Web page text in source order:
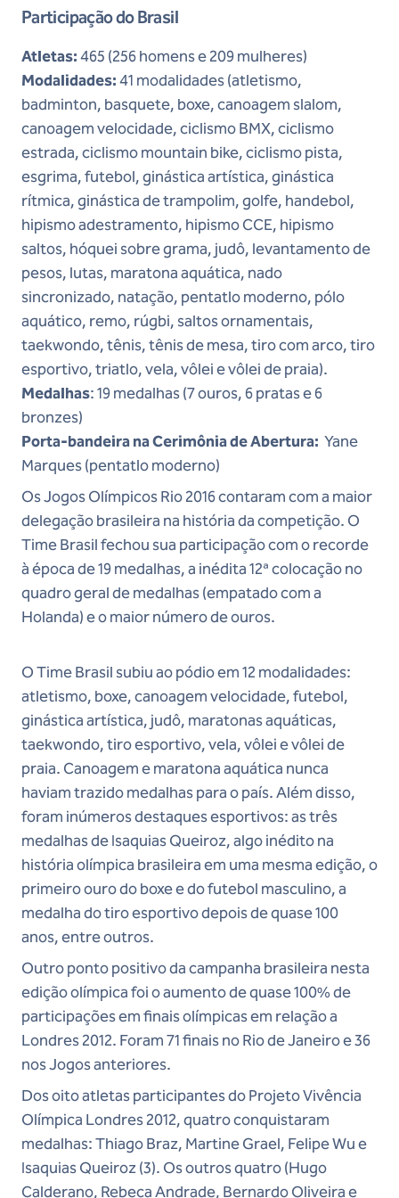
Participação do Brasil
Atletas:465 (256 homens e 209 mulheres)
Modalidades:41 modalidades (atletismo,
badminton, basquete, boxe, canoagem slalom,
canoagem velocidade, ciclismo BMX, ciclismo
estrada, ciclismo mountain bike, ciclismo pista,
esgrima, futebol, ginástica artística, ginástica
rítmica, ginástica de trampolim, golfe, handebol,
hipismo adestramento, hipismo CCE, hipismo
saltos, hóquei sobre grama, judô, levantamento de
pesos, lutas, maratona aquática, nado
sincronizado, natação, pentatlo moderno, pólo
aquático, remo, rúgbi, saltos ornamentais,
taekwondo, tênis, tênis de mesa, tiro com arco, tiro
esportivo, triatlo, vela, vôlei e vôlei de praia).
Medalhas: 19 medalhas (7 ouros, 6 pratas e 6
bronzes)
Porta-bandeira na Cerimônia de Abertura: Yane
Marques (pentatlo moderno)
Os Jogos Olímpicos Rio 2016 contaram com a maior
delegação brasileira na história da competição. O
Time Brasil fechou sua participação com o recorde
à época de 19 medalhas, a inédita 12ª colocação no
quadro geral de medalhas (empatado com a
Holanda) e o maior número de ouros.
O Time Brasil subiu ao pódio em 12 modalidades:
atletismo, boxe, canoagem velocidade, futebol,
ginástica artística, judô, maratonas aquáticas,
taekwondo, tiro esportivo, vela, vôlei e vôlei de
praia. Canoagem e maratona aquática nunca
haviam trazido medalhas para o país. Além disso,
foram inúmeros destaques esportivos: as três
medalhas de Isaquias Queiroz, algo inédito na
história olímpica brasileira em uma mesma edição, o
primeiro ouro do boxe e do futebol masculino, a
medalha do tiro esportivo depois de quase 100
anos, entre outros.
Outro ponto positivo da campanha brasileira nesta
edição olímpica foi o aumento de quase 100% de
participações em finais olímpicas em relação a
Londres 2012. Foram 71 finais no Rio de Janeiro e 36
nos Jogos anteriores.
Dos oito atletas participantes do Projeto Vivência
Olímpica Londres 2012, quatro conquistaram
medalhas: Thiago Braz, Martine Grael, Felipe Wu e
Isaquias Queiroz (3). Os outros quatro (Hugo
Calderano, Rebeca Andrade, Bernardo Oliveira e